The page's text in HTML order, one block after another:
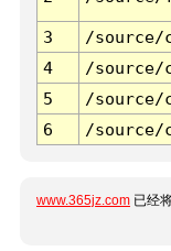
3 /source/
4
/source/
5
/source/
6
/source/
www.365jz.com 已经